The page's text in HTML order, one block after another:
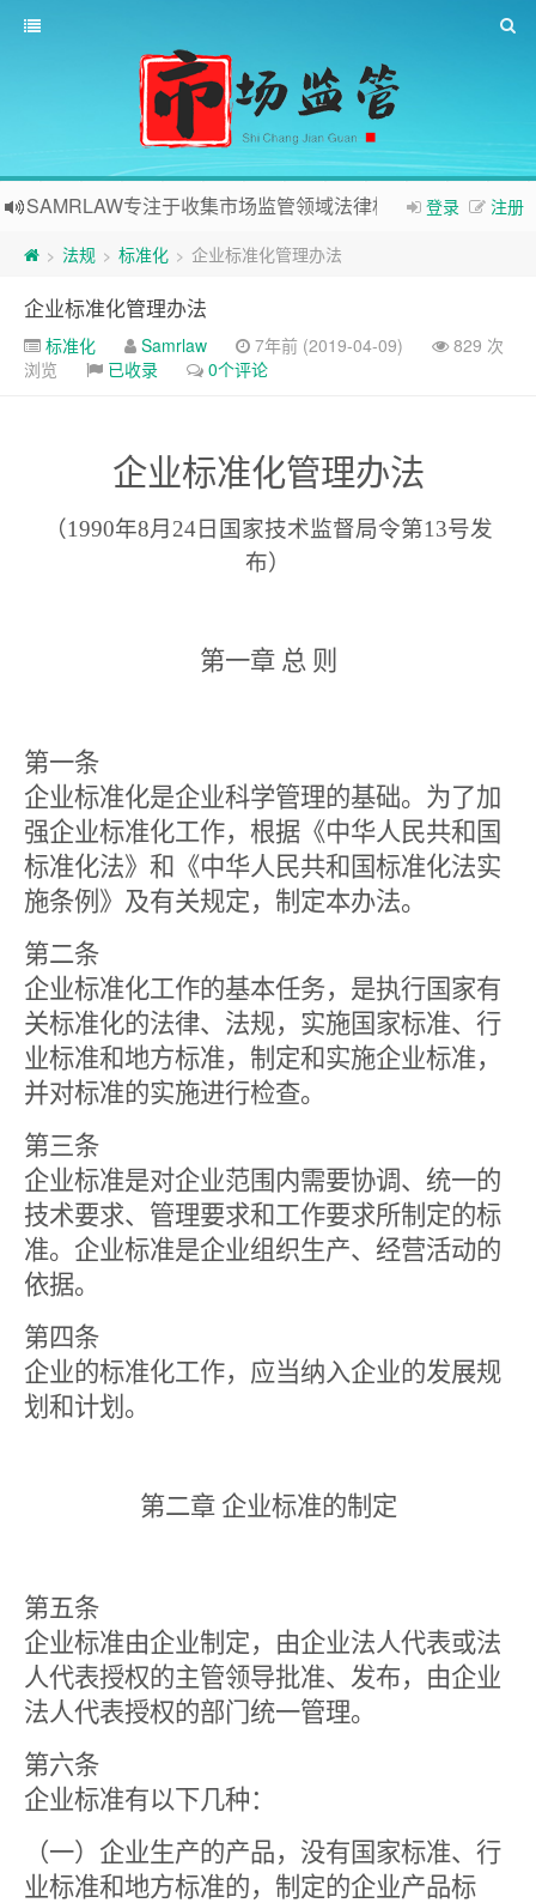
登录 注册
SAMRLAW专注于收集市场监管领域法律相关内容
> 法规 > 标准化 > 企业标准化管理办法
企业标准化管理办法
标准化 Samrlaw 7年前 (2019-04-09)
829 次
浏览
已收录 0个评论
企业标准化管理办法
（1990年8月 24日国家技术监督局令第13号发
布）
第一章 总 则
第一条
企业标准化是企业科学管理的基础。为了加
强企业标准化工作，根据《中华人民共和国
标准化法》和《中华人民共和国标准化法实
施条例》及有关规定，制定本办法。
第二条
企业标准化工作的基本任务，是执行国家有
关标准化的法律、法规，实施国家标准、行
业标准和地方标准，制定和实施企业标准，
并对标准的实施进行检查。
第三条
企业标准是对企业范围内需要协调、统一的
技术要求、管理要求和工作要求所制定的标
准。企业标准是企业组织生产、经营活动的
依据。
第四条
企业的标准化工作，应当纳入企业的发展规
划和计划。
第二章 企业标准的制定
第五条
企业标准由企业制定，由企业法人代表或法
人代表授权的主管领导批准、发布，由企业
法人代表授权的部门统一管理。
第六条
企业标准有以下几种：
（一）企业生产的产品，没有国家标准、行
业标准和地方标准的，制定的企业产品标